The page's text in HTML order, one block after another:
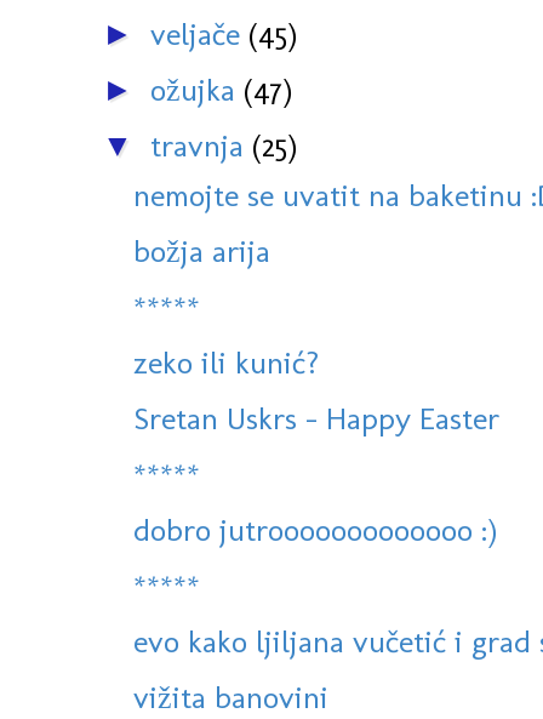
► veljače (45)
► ožujka (47)
▼ travnja (25)
nemojte se uvatit na baketinu
božja arija
*****
zeko ili kunić?
Sretan Uskrs - Happy Easter
*****
dobro jutrooooooooooooo :)
*****
evo kako ljiljana vučetić i grad
vižita banovini